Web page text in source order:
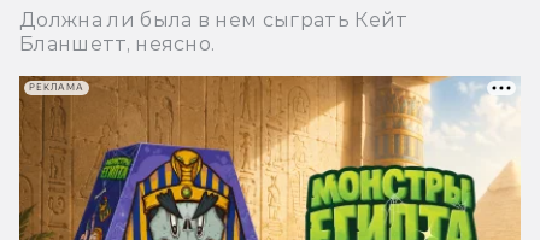
Должна ли была в нем сыграть Кейт
Бланшетт, неясно.
РЕКЛАМА